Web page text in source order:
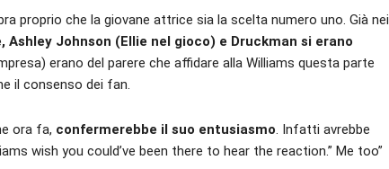
proprio che la giovane attrice sia la scelta numero uno. Già nei
Ashley Johnson (Ellie nel gioco) e Druckman si erano
erano del parere che affidare alla Williams questa parte
il consenso dei fan.
ora fa, confermerebbe il suo entusiasmo. Infatti avrebbe
wish you could’ve been there to hear the reaction.” Me too”